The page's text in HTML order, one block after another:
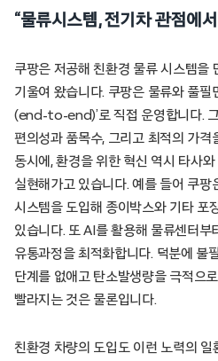
“물류시스템,전기차 관점에
쿠팡은 저공해 친환경 물류 시스템을
기울여 왔습니다. 쿠팡은 물류와 풀필
(end-to-end)’로 직접 운영합니다.
편의성과 품목수, 그리고 최적의 가격
동시에, 환경을 위한 혁신 역시 타사
실현해가고 있습니다. 예를 들어 쿠
시스템을 도입해 종이박스와 기타 포
있습니다. 또 AI를 활용해 물류센터부
유통과정을 최적화합니다. 덕분에 불
단계를 없애고 탄소발생량을 극적으
빨라지는 것은 물론입니다.
친환경 차량의 도입도 이런 노력의